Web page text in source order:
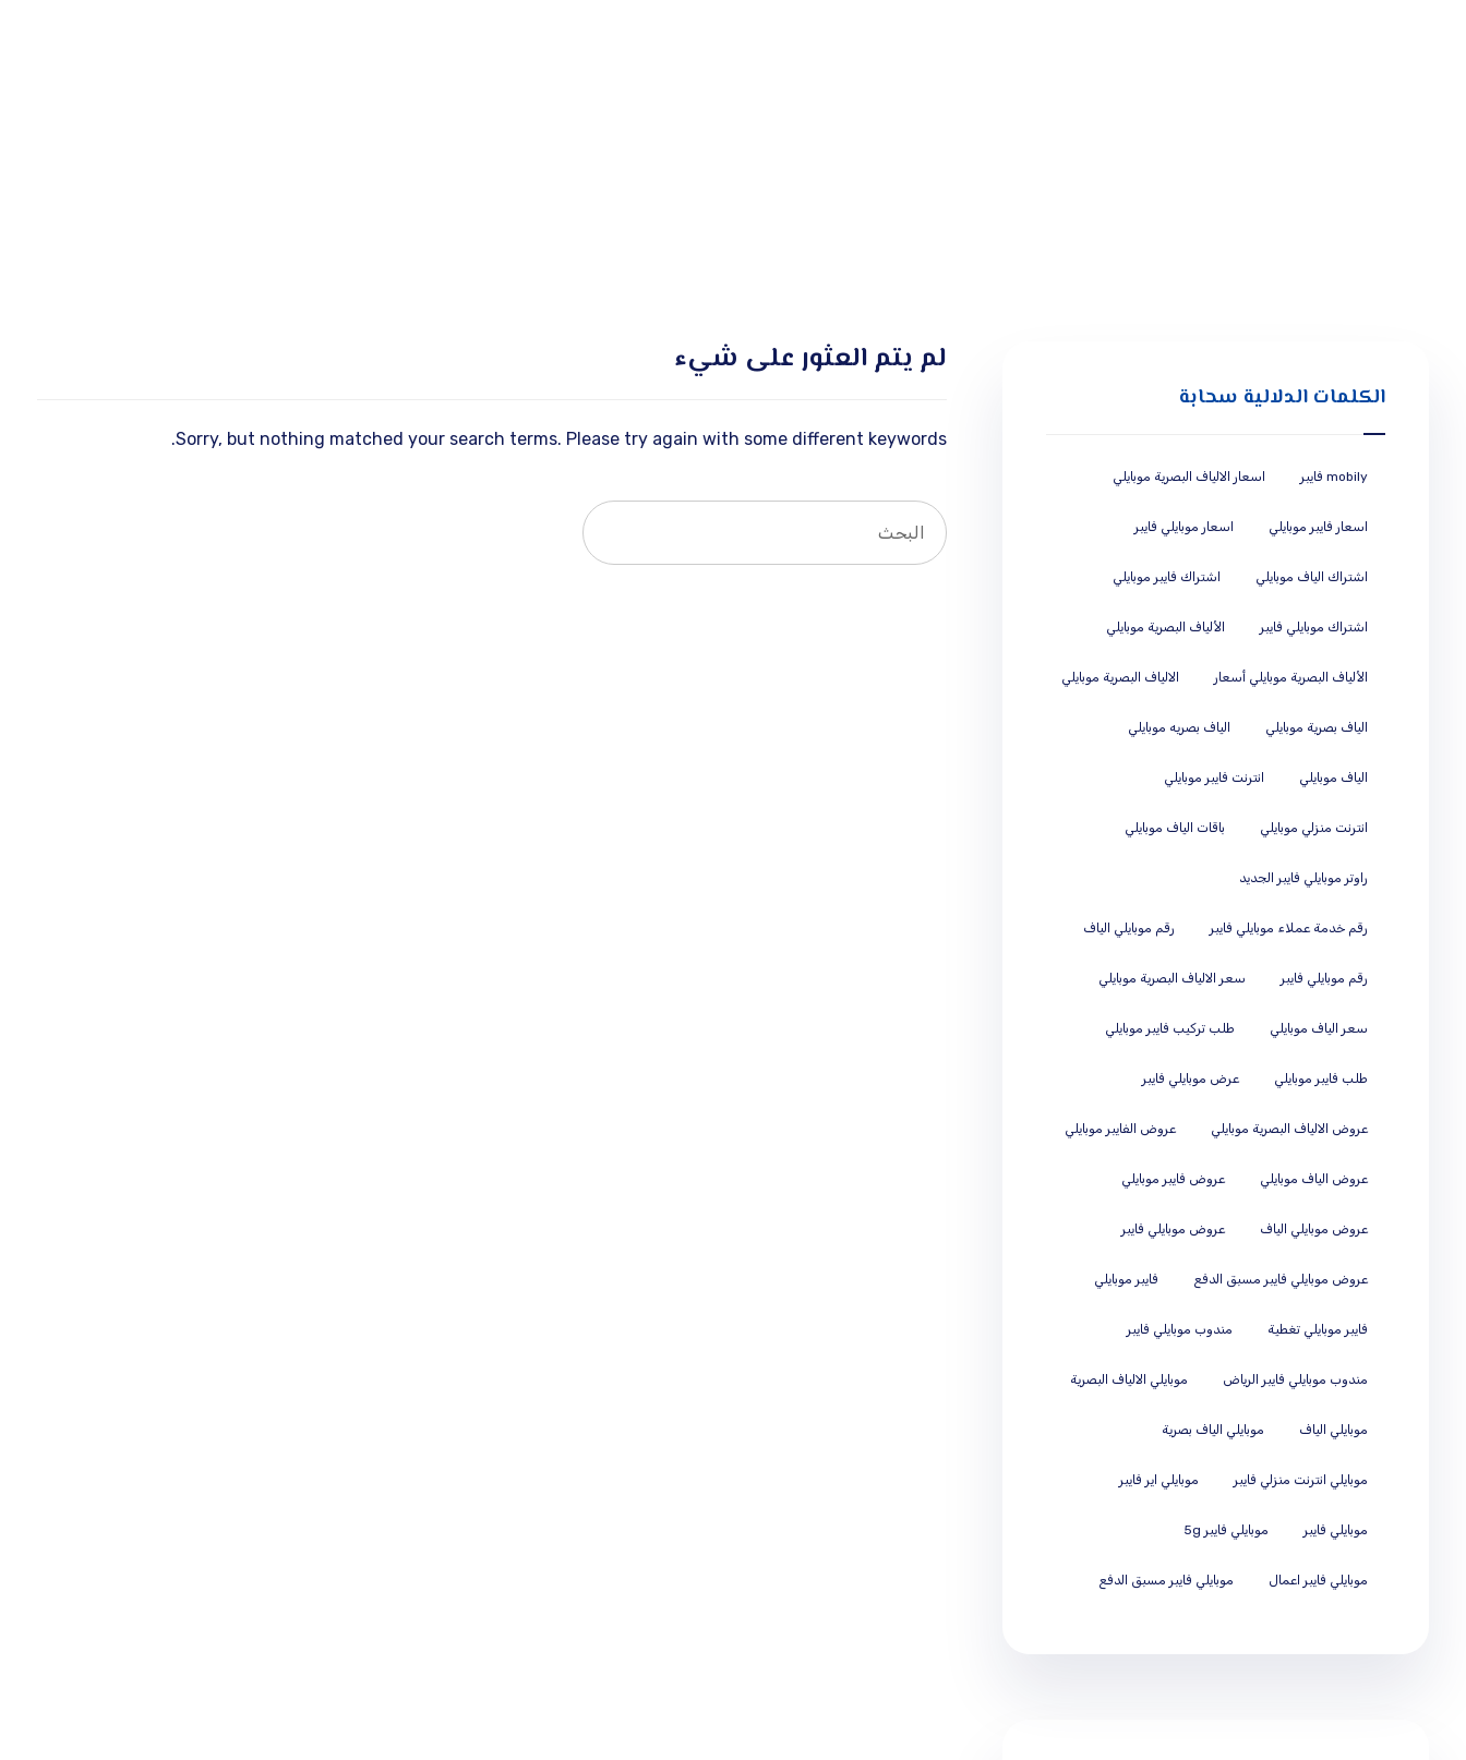
لم يتم العثور على شيء
Sorry, but nothing matched your search terms. Please try again with some different keywords.
الكلمات الدلالية سحابة
mobily فايبر اسعار الالياف البصرية موبايلي
اسعار فايبر موبايلي اسعار موبايلي فايبر
اشتراك الياف موبايلي اشتراك فايبر موبايلي
اشتراك موبايلي فايبر الألياف البصرية موبايلي
الألياف البصرية موبايلي أسعار الالياف البصرية موبايلي
الياف بصرية موبايلي الياف بصريه موبايلي
الياف موبايلي انترنت فايبر موبايلي
انترنت منزلي موبايلي باقات الياف موبايلي
راوتر موبايلي فايبر الجديد
رقم خدمة عملاء موبايلي فايبر رقم موبايلي الياف
رقم موبايلي فايبر سعر الالياف البصرية موبايلي
سعر الياف موبايلي طلب تركيب فايبر موبايلي
طلب فايبر موبايلي عرض موبايلي فايبر
عروض الالياف البصرية موبايلي عروض الفايبر موبايلي
عروض الياف موبايلي عروض فايبر موبايلي
عروض موبايلي الياف عروض موبايلي فايبر
عروض موبايلي فايبر مسبق الدفع فايبر موبايلي
فايبر موبايلي تغطية مندوب موبايلي فايبر
مندوب موبايلي فايبر الرياض موبايلي الالياف البصرية
موبايلي الياف موبايلي الياف بصرية
موبايلي انترنت منزلي فايبر موبايلي اير فايبر
موبايلي فايبر موبايلي فايبر 5g
موبايلي فايبر اعمال موبايلي فايبر مسبق الدفع